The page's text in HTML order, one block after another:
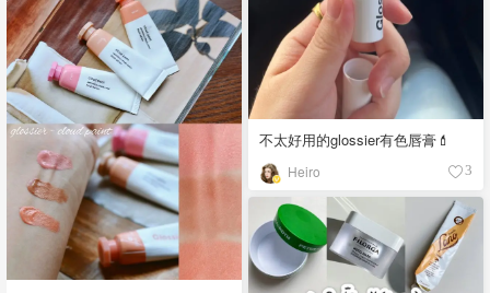
不太好用的glossier有色唇膏💄
Heiro 3